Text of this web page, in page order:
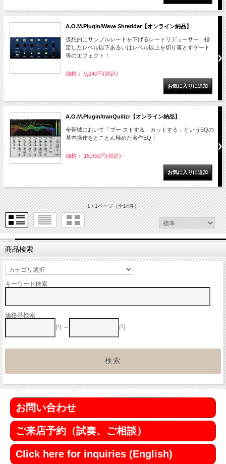
A.O.M.Plugin/Wave Shredder【オンライン納品】
仮想的にサンプルレートを下げるレートリデューサー、指
定したレベル以下あるいはレベル以上を切り落とすゲート
等のエフェクト！
価格： 9,240円(税込)
A.O.M.Plugin/tranQuilizr【オンライン納品】
全帯域において「ブー ストする、カットする」というEQの
基本操作をとことん極めた名作EQ！
価格： 15,950円(税込)
1 / 1ページ（全14件）
商品検索
キーワード検索
価格帯検索
円 ～
円
お問い合わせ
ご来店予約（試奏、ご相談）
Click here for inquiries (English)